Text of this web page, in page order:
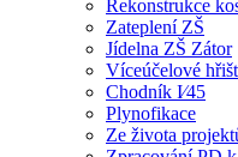
Rekonstrukce
Zateplení ZŠ
Jídelna ZŠ Zátor
Víceúčelové
Chodník I⁄45
Plynofikace
Ze života